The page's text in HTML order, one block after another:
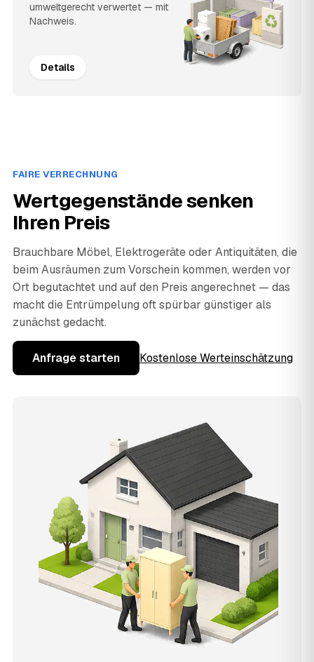
umweltgerecht verwertet — mit
Nachweis.
Details
FAIRE VERRECHNUNG
Wertgegenstände senken
Ihren Preis
Brauchbare Möbel, Elektrogeräte oder Antiquitäten, die
beim Ausräumen zum Vorschein kommen, werden vor
Ort begutachtet und auf den Preis angerechnet — das
macht die Entrümpelung oft spürbar günstiger als
zunächst gedacht.
Anfrage starten Kostenlose Werteinschätzung